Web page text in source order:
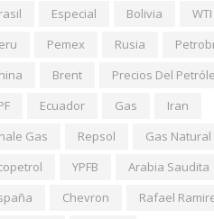
Especial Bolivia
WTI
Pemex Rusia
Brent
Precios Del
Ecuador Gas
Iran
Gas
Repsol
Gas Natural
YPFB
Arabia Saudita
Chevron
Rafael